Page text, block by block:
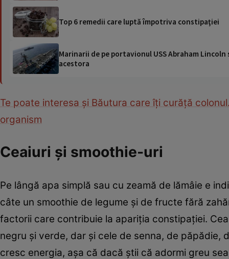
Top 6 remedii care luptă împotriva constipaţiei
Marinarii de pe portavionul USS Abraham
acestora
Te poate interesa și Băutura care îţi curăţă
organism
Ceaiuri și smoothie-uri
Pe lângă apa simplă sau cu zeamă de lămâie e
câte un smoothie de legume și de fructe fără
factorii care contribuie la apariția constipației.
negru și verde, dar și cele de senna, de păpădie,
cresc energia, așa că dacă știi că adormi greu